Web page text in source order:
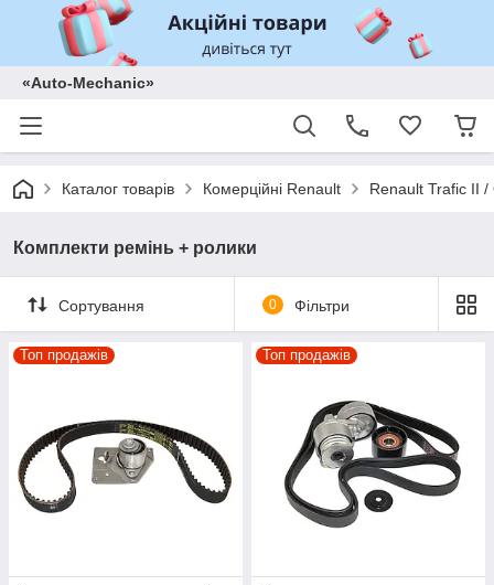
«Auto-Mechanic»
Каталог товарів Комерційні Renault Renault Trafic II
Комплекти ремінь + ролики
Сортування 0 Фільтри
Топ продажів Топ продажів